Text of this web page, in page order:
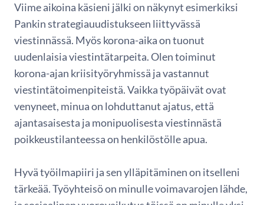
Viime aikoina käsieni jälki on näkynyt esimerkiksi
Pankin strategiauudistukseen liittyvässä
viestinnässä. Myös korona-aika on tuonut
uudenlaisia viestintätarpeita. Olen toiminut
korona-ajan kriisityöryhmissä ja vastannut
viestintätoimenpiteistä. Vaikka työpäivät ovat
venyneet, minua on lohduttanut ajatus, että
ajantasaisesta ja monipuolisesta viestinnästä
poikkeustilanteessa on henkilöstölle apua.
Hyvä työilmapiiri ja sen ylläpitäminen on itselleni
tärkeää. Työyhteisö on minulle voimavarojen lähde,